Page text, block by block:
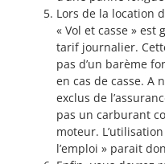
Lors de la location
« Vol et casse »
tarif journalier.
pas d’un barème
en cas de casse. A
exclus de
pas un carburant
moteur.
l’emploi » parait